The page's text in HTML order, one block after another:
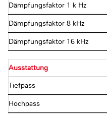
Dämpfungsfaktor 1 k Hz
Dämpfungsfaktor 8 kHz
Dämpfungsfaktor 16 kHz
Ausstattung
Tiefpass
Hochpass